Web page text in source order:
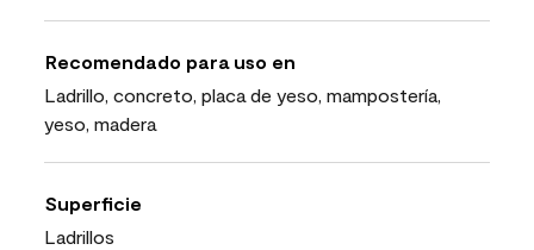
Recomendado para uso en
Ladrillo, concreto, placa de yeso, mampostería,
yeso, madera
Superficie
Ladrillos